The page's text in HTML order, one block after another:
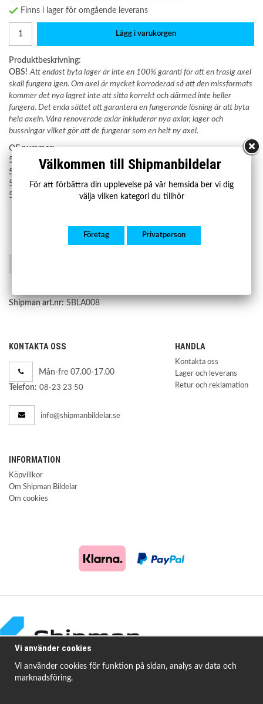
Finns i lager för omgående leverans
Lägg i varukorgen
Produktbeskrivning:
OBS! Att endast byta lager är inte en 100% garanti för att en trasig axel
skall fungera igen. Om axel är mycket korroderad så att den missformats
kommer det nya lagret inte att sitta korrekt och därmed inte heller
fungera. Det enda sättet att garantera en fungerande lösning är att byta
hela axeln. Våra renoverade axlar inkluderar nya axlar, lager och
bussningar vilket gör att de fungerar som en helt ny axel.
OE nummer:
5131.95
5132.65
513195
513265
Shipman art.nr: SBLA008
KONTAKTA OSS
Mån-fre 07.00-17.00
Telefon: 08-23 23 50
info@shipmanbildelar.se
HANDLA
Kontakta oss
Lager och leverans
Retur och reklamation
INFORMATION
Köpvillkor
Om Shipman Bildelar
Om cookies
Välkommen till Shipmanbildelar
För att förbättra din upplevelse på vår hemsida ber vi dig
välja vilken kategori du tillhör
Företag Privatperson
Vi använder cookies
Vi använder cookies för funktion på sidan, analys av data och
marknadsföring.